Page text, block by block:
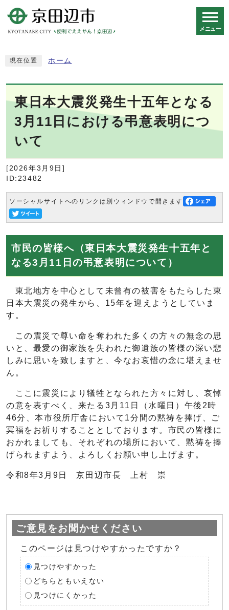
メニュー
現在位置 ホーム
東日本大震災発生十五年となる
3月11日における弔意表明につ
いて
[2026年3月9日]
ID:23482
ソーシャルサイトへのリンクは別ウィンドウで開きます
市民の皆様へ（東日本大震災発生十五年と
なる3月11日の弔意表明について）
東北地方を中心として未曾有の被害をもたらした東
日本大震災の発生から、15年を迎えようとしていま
す。
この震災で尊い命を奪われた多くの方々の無念の思
いと、最愛の御家族を失われた御遺族の皆様の深い悲
しみに思いを致しますと、今なお哀惜の念に堪えませ
ん。
ここに震災により犠牲となられた方々に対し、哀悼
の意を表すべく、来たる3月11日（水曜日）午後2時
46分、本市役所庁舎において1分間の黙祷を捧げ、ご
冥福をお祈りすることとしております。市民の皆様に
おかれましても、それぞれの場所において、黙祷を捧
げられますよう、よろしくお願い申し上げます。
令和8年3月9日 京田辺市長 上村 崇
ご意見をお聞かせください
このページは見つけやすかったですか？
見つけやすかった
どちらともいえない
見つけにくかった